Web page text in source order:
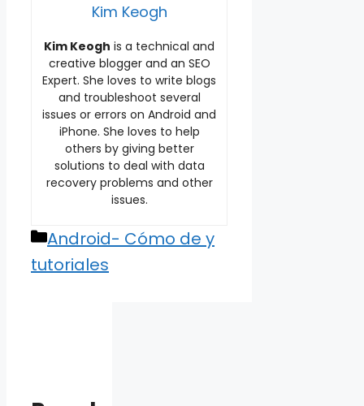
Kim Keogh
Kim Keogh is a technical and
creative blogger and an SEO
Expert. She loves to write blogs
and troubleshoot several
issues or errors on Android and
iPhone. She loves to help
others by giving better
solutions to deal with data
recovery problems and other
issues.
Categories
Android- Cómo de y
tutoriales